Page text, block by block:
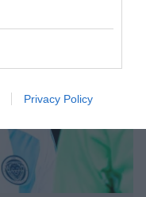
Privacy Policy